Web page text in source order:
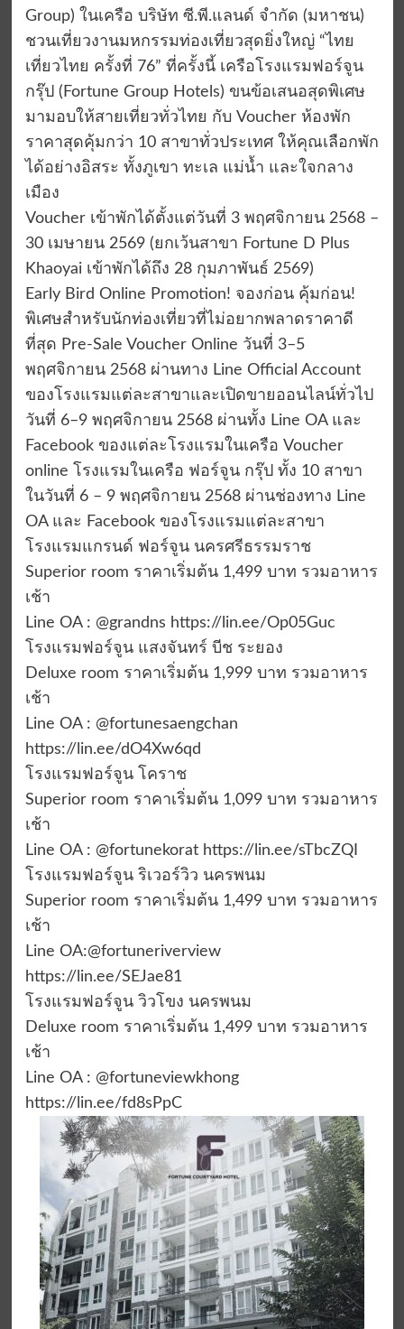
Group) ในเครือ บริษัท ซี.พี.แลนด์ จำกัด (มหาชน)
ชวนเที่ยวงานมหกรรมท่องเที่ยวสุดยิ่งใหญ่ “ไทย
เที่ยวไทย ครั้งที่ 76” ที่ครั้งนี้ เครือโรงแรมฟอร์จูน
กรุ๊ป (Fortune Group Hotels) ขนข้อเสนอสุดพิเศษ
มามอบให้สายเที่ยวทั่วไทย กับ Voucher ห้องพัก
ราคาสุดคุ้มกว่า 10 สาขาทั่วประเทศ ให้คุณเลือกพัก
ได้อย่างอิสระ ทั้งภูเขา ทะเล แม่น้ำ และใจกลาง
เมือง
Voucher เข้าพักได้ตั้งแต่วันที่ 3 พฤศจิกายน 2568 –
30 เมษายน 2569 (ยกเว้นสาขา Fortune D Plus
Khaoyai เข้าพักได้ถึง 28 กุมภาพันธ์ 2569)
Early Bird Online Promotion! จองก่อน คุ้มก่อน!
พิเศษสำหรับนักท่องเที่ยวที่ไม่อยากพลาดราคาดี
ที่สุด Pre-Sale Voucher Online วันที่ 3–5
พฤศจิกายน 2568 ผ่านทาง Line Official Account
ของโรงแรมแต่ละสาขาและเปิดขายออนไลน์ทั่วไป
วันที่ 6–9 พฤศจิกายน 2568 ผ่านทั้ง Line OA และ
Facebook ของแต่ละโรงแรมในเครือ Voucher
online โรงแรมในเครือ ฟอร์จูน กรุ๊ป ทั้ง 10 สาขา
ในวันที่ 6 – 9 พฤศจิกายน 2568 ผ่านช่องทาง Line
OA และ Facebook ของโรงแรมแต่ละสาขา
โรงแรมแกรนด์ ฟอร์จูน นครศรีธรรมราช
Superior room ราคาเริ่มต้น 1,499 บาท รวมอาหาร
เช้า
Line OA : @grandns https://lin.ee/Op05Guc
โรงแรมฟอร์จูน แสงจันทร์ บีช ระยอง
Deluxe room ราคาเริ่มต้น 1,999 บาท รวมอาหาร
เช้า
Line OA : @fortunesaengchan
https://lin.ee/dO4Xw6qd
โรงแรมฟอร์จูน โคราช
Superior room ราคาเริ่มต้น 1,099 บาท รวมอาหาร
เช้า
Line OA : @fortunekorat https://lin.ee/sTbcZQI
โรงแรมฟอร์จูน ริเวอร์วิว นครพนม
Superior room ราคาเริ่มต้น 1,499 บาท รวมอาหาร
เช้า
Line OA:@fortuneriverview
https://lin.ee/SEJae81
โรงแรมฟอร์จูน วิวโขง นครพนม
Deluxe room ราคาเริ่มต้น 1,499 บาท รวมอาหาร
เช้า
Line OA : @fortuneviewkhong
https://lin.ee/fd8sPpC